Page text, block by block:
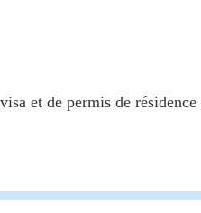
et de permis de résidence